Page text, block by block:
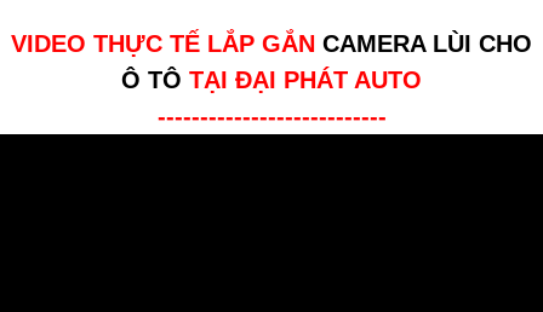
VIDEO THỰC TẾ LẮP GẮN CAMERA LÙI CHO
Ô TÔ TẠI ĐẠI PHÁT AUTO
---------------------------